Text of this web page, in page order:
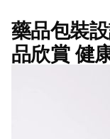
藥品包裝
品欣賞 健